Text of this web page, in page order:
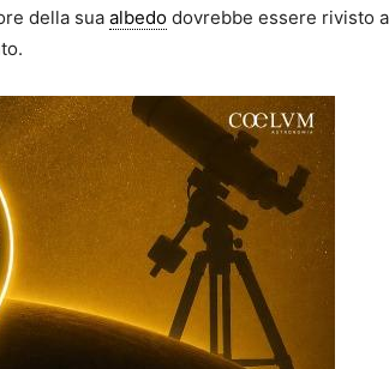
della sua albedo dovrebbe essere rivisto